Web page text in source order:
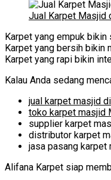
Jual Karpet Masjid
Karpet yang empuk bikin
Karpet yang bersih bikin
Karpet yang rapi bikin
Kalau Anda sedang
jual karpet masjid
toko karpet masjid
supplier karpet
distributor karpet
jasa pasang
Alifana Karpet siap